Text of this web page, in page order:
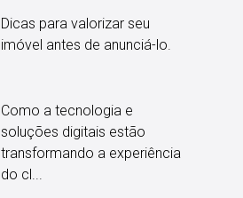
Dicas para valorizar seu
imóvel antes de anunciá-lo.
Como a tecnologia e
soluções digitais estão
transformando a experiência
do cl...